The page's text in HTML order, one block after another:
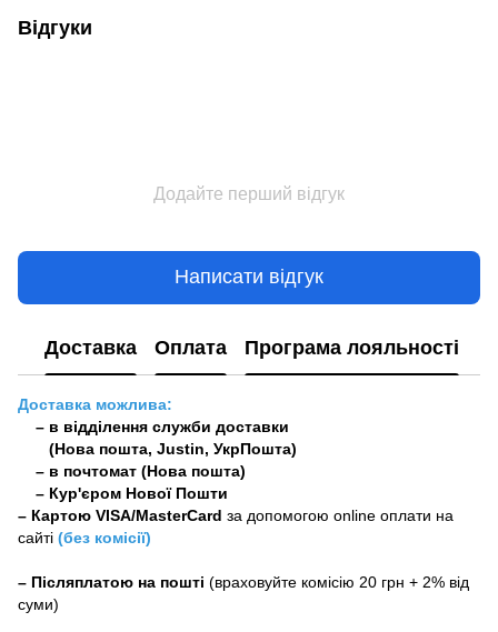
Відгуки
Додайте перший відгук
Написати відгук
Доставка Оплата Програма лояльності
Доставка можлива:
– в відділення служби доставки
(Нова пошта, Justin, УкрПошта)
– в почтомат (Нова пошта)
– Кур'єром Нової Пошти
– Картою VISA/MasterCard за допомогою online оплати на
сайті (без комісії)
– Післяплатою на пошті (враховуйте комісію 20 грн + 2% від
суми)